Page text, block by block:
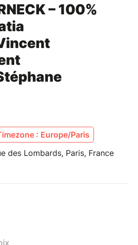
– 100%
: Europe/Paris
des Lombards, Paris, France